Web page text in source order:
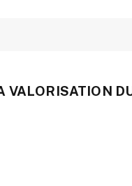
VALORISATION